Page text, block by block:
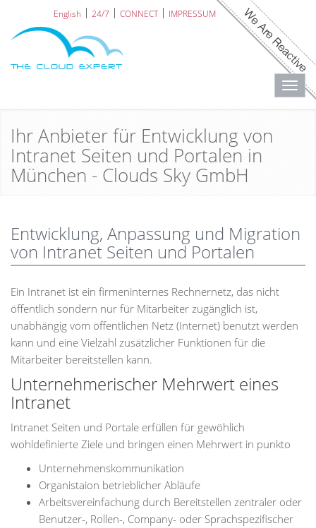
English 24/7 CONNECT IMPRESSUM
Ihr Anbieter für Entwicklung von
Intranet Seiten und Portalen in
München - Clouds Sky GmbH
Entwicklung, Anpassung und Migration
von Intranet Seiten und Portalen
Ein Intranet ist ein firmeninternes Rechnernetz, das nicht
öffentlich sondern nur für Mitarbeiter zugänglich ist,
unabhängig vom öffentlichen Netz (Internet) benutzt werden
kann und eine Vielzahl zusätzlicher Funktionen für die
Mitarbeiter bereitstellen kann.
Unternehmerischer Mehrwert eines
Intranet
Intranet Seiten und Portale erfüllen für gewöhlich
wohldefinierte Ziele und bringen einen Mehrwert in punkto
Unternehmenskommunikation
Organistaion betrieblicher Abläufe
Arbeitsvereinfachung durch Bereitstellen zentraler oder
Benutzer-, Rollen-, Company- oder Sprachspezifischer